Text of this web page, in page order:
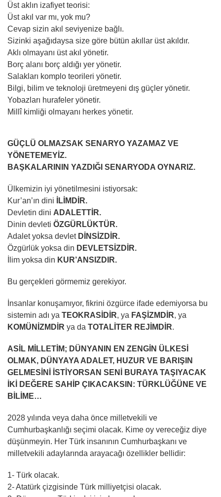
Üst aklın izafiyet teorisi:
Üst akıl var mı, yok mu?
Cevap sizin akıl seviyenize bağlı.
Sizinki aşağıdaysa size göre bütün akıllar üst akıldır.
Aklı olmayanı üst akıl yönetir.
Borç alanı borç aldığı yer yönetir.
Salakları komplo teorileri yönetir.
Bilgi, bilim ve teknoloji üretmeyeni dış güçler yönetir.
Yobazları hurafeler yönetir.
Millî kimliği olmayanı herkes yönetir.
GÜÇLÜ OLMAZSAK SENARYO YAZAMAZ VE
YÖNETEMEYİZ.
BAŞKALARININ YAZDIĞI SENARYODA OYNARIZ.
Ülkemizin iyi yönetilmesini istiyorsak:
Kur’an’ın dini
İLİMDİR.
Devletin dini ADALETTİR.
Dinin devleti ÖZGÜRLÜKTÜR.
Adalet yoksa devlet DİNSİZDİR.
Özgürlük yoksa din DEVLETSİZDİR.
İlim yoksa din KUR’ANSIZDIR.
Bu gerçekleri görmemiz gerekiyor.
İnsanlar konuşamıyor, fikrini özgürce ifade edemiyorsa bu
sistemin adı ya TEOKRASİDİR, ya FAŞİZMDİR, ya
KOMÜNİZMDİR ya da TOTALİTER REJİMDİR.
ASİL MİLLETİM; DÜNYANIN EN ZENGİN ÜLKESİ
OLMAK, DÜNYAYA ADALET, HUZUR VE BARIŞIN
GELMESİNİ İSTİYORSAN SENİ BURAYA TAŞIYACAK
İKİ DEĞERE SAHİP ÇIKACAKSIN: TÜRKLÜĞÜNE VE
BİLİME…
2028 yılında veya daha önce milletvekili ve
Cumhurbaşkanlığı seçimi olacak. Kime oy vereceğiz diye
düşünmeyin. Her Türk insanının Cumhurbaşkanı ve
milletvekili adaylarında arayacağı özellikler bellidir:
1- Türk olacak.
2- Atatürk çizgisinde Türk milliyetçisi olacak.